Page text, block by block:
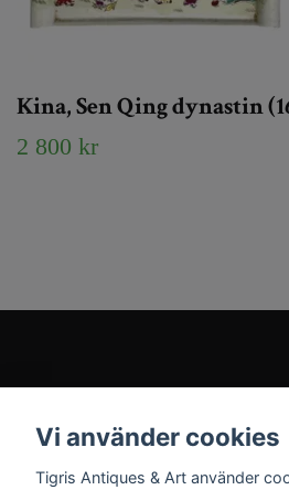
Kina, Sen Qing dynastin
2 800 kr
Sociala medier
Vi använder cookies
Tigris Antiques & Art använder